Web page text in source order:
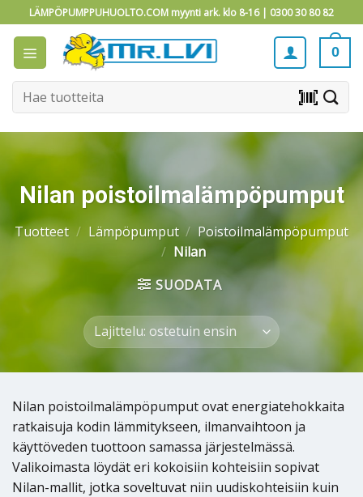
to
content
LÄMPÖPUMPPUHUOLTO.COM myynti ark. klo 8-16 | 0300 30 80 82
0
Etsi: barcode_scanner
Nilan poistoilmalämpöpumput
Tuotteet / Lämpöpumput / Poistoilmalämpöpumput
/ Nilan
SUODATA
Nilan poistoilmalämpöpumput ovat energiatehokkaita
ratkaisuja kodin lämmitykseen, ilmanvaihtoon ja
käyttöveden tuottoon samassa järjestelmässä.
Valikoimasta löydät eri kokoisiin kohteisiin sopivat
Nilan-mallit, jotka soveltuvat niin uudiskohteisiin kuin